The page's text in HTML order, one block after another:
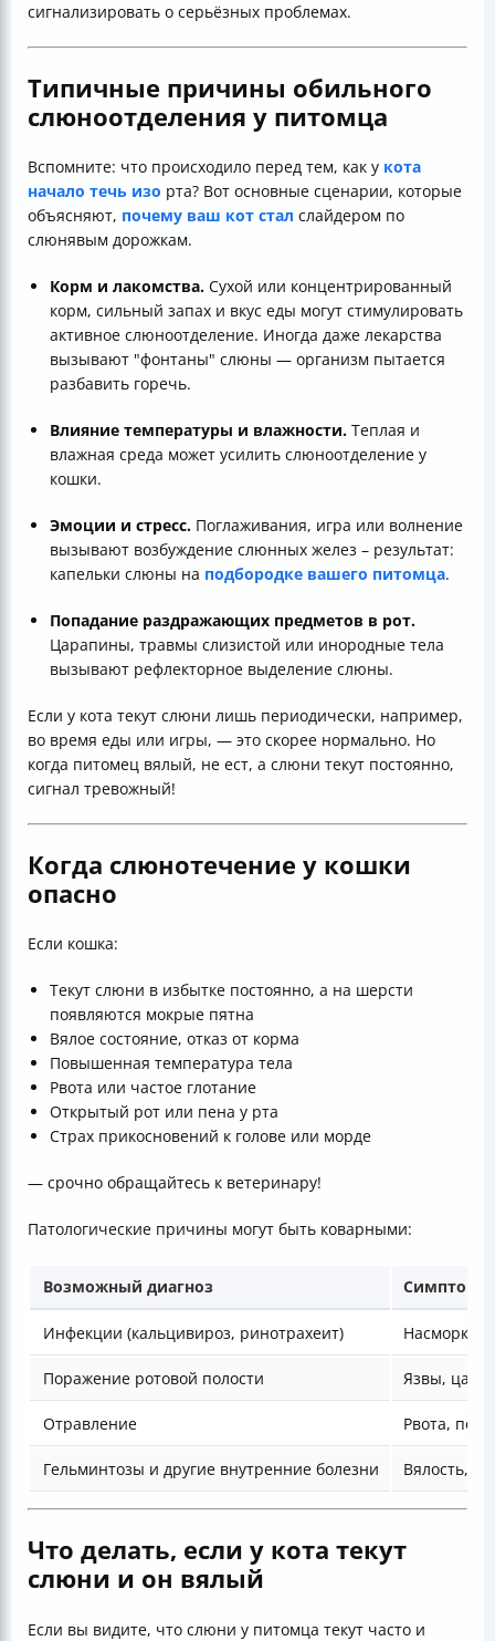
сигнализировать о серьёзных проблемах.
Типичные причины обильного
слюноотделения у питомца
Вспомните: что происходило перед тем, как у кота
начало течь изо рта? Вот основные сценарии, которые
объясняют, почему ваш кот стал слайдером по
слюнявым дорожкам.
Корм и лакомства. Сухой или концентрированный
корм, сильный запах и вкус еды могут стимулировать
активное слюноотделение. Иногда даже лекарства
вызывают "фонтаны" слюны — организм пытается
разбавить горечь.
Влияние температуры и влажности. Теплая и
влажная среда может усилить слюноотделение у
кошки.
Эмоции и стресс. Поглаживания, игра или волнение
вызывают возбуждение слюнных желез – результат:
капельки слюны на подбородке вашего питомца.
Попадание раздражающих предметов в рот.
Царапины, травмы слизистой или инородные тела
вызывают рефлекторное выделение слюны.
Если у кота текут слюни лишь периодически, например,
во время еды или игры, — это скорее нормально. Но
когда питомец вялый, не ест, а слюни текут постоянно,
сигнал тревожный!
Когда слюнотечение у кошки
опасно
Если кошка:
Текут слюни в избытке постоянно, а на шерсти
появляются мокрые пятна
Вялое состояние, отказ от корма
Повышенная температура тела
Рвота или частое глотание
Открытый рот или пена у рта
Страх прикосновений к голове или морде
— срочно обращайтесь к ветеринару!
Патологические причины могут быть коварными:
Возможный диагноз Симптомы
Инфекции (кальцивироз, ринотрахеит) Насморк,
Поражение ротовой полости Язвы,
Отравление Рвота,
Гельминтозы и другие внутренние болезни Вялость,
Что делать, если у кота текут
слюни и он вялый
Если вы видите, что слюни у питомца текут часто и